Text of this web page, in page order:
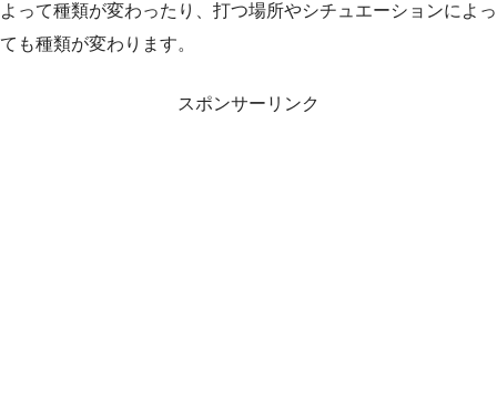
よって種類が変わったり、打つ場所やシチュエーションによっ
ても種類が変わります。
スポンサーリンク